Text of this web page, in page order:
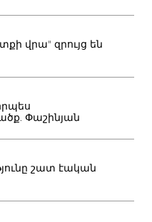
վրա" զրույց են
Փաշինյան
շատ էական